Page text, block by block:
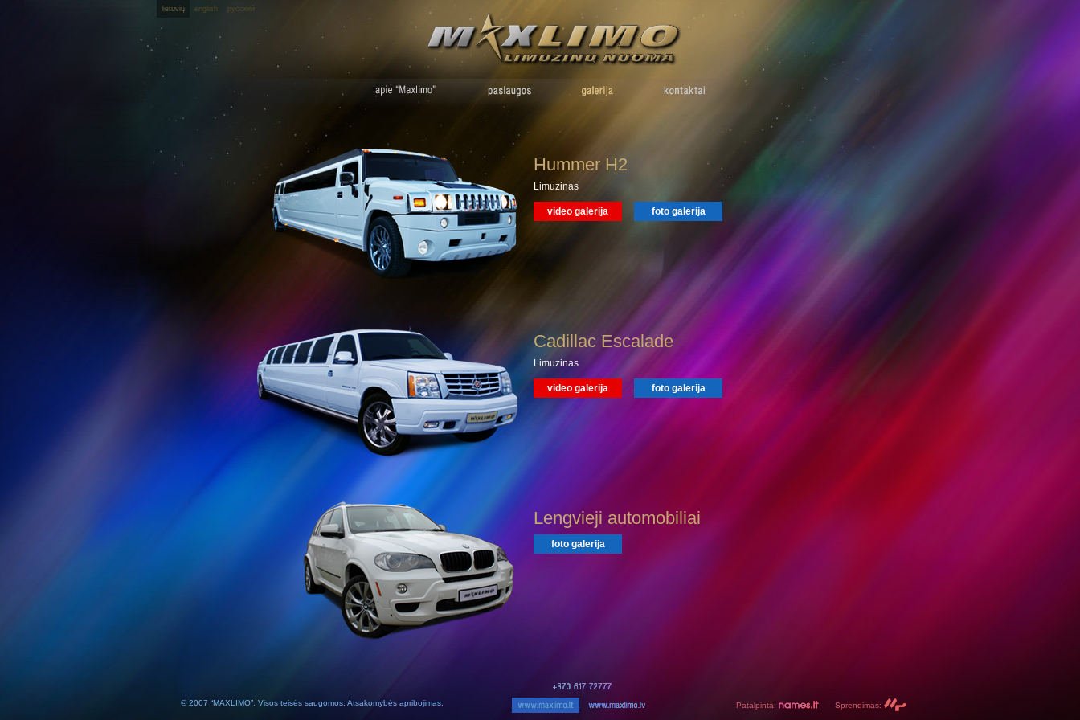
lietuvių english русский
Hummer H2
Limuzinas
video galerija foto galerija
Cadillac Escalade
Limuzinas
video galerija foto galerija
Lengvieji automobiliai
foto galerija
Patalpinta: Sprendimas:
© 2007 “MAXLIMO”. Visos teisės saugomos. Atsakomybės apribojimas.